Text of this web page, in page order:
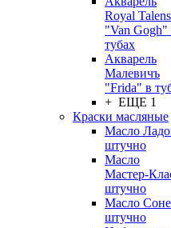
Royal Talens
"Van Gogh"
тубах
Акварель
Малевичъ
"Frida" в
+ ЕЩЕ 1
Краски масляные
Масло
штучно
Масло
Мастер-
штучно
Масло
штучно